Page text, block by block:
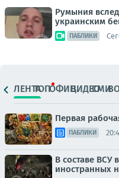
Румыния
украинским
ПАБЛИКИ
ЛЕНТАТОПОФИЦ.ВИДЕОСМИ
Первая
ПАБЛИКИ
В составе ВСУ
иностранных